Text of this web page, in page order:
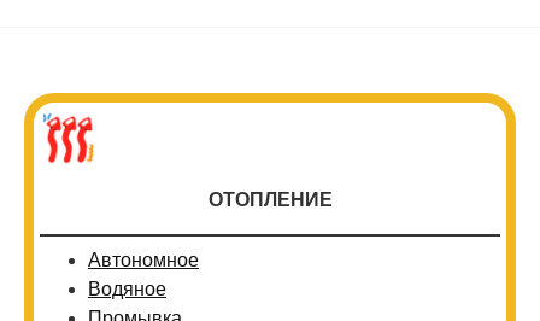
ОТОПЛЕНИЕ
Автономное
Водяное